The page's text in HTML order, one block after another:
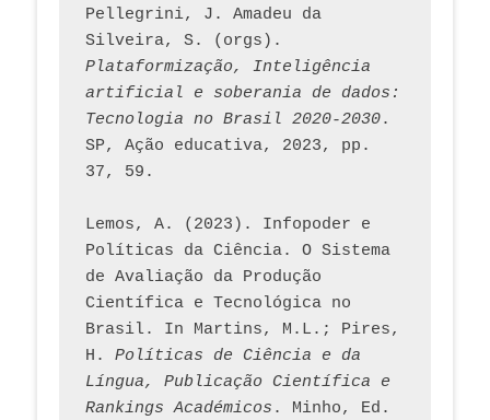
Pellegrini, J. Amadeu da
Plataformização, Inteligência
artificial e soberania de dados:
Tecnologia no Brasil 2020-2030.
SP, Ação educativa, 2023, pp.
37, 59.
Lemos, A. (2023). Infopoder e
Políticas da Ciência. O Sistema
de Avaliação da Produção
Científica e Tecnológica no
Brasil. In Martins, M.L.; Pires,
H. Políticas de Ciência e da
Língua, Publicação Científica e
Rankings Académicos . Minho, Ed.